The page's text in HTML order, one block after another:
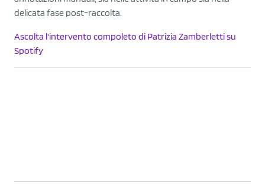
delicata fase post-raccolta.
Ascolta l'intervento compoleto di Patrizia Zamberletti su
Spotify